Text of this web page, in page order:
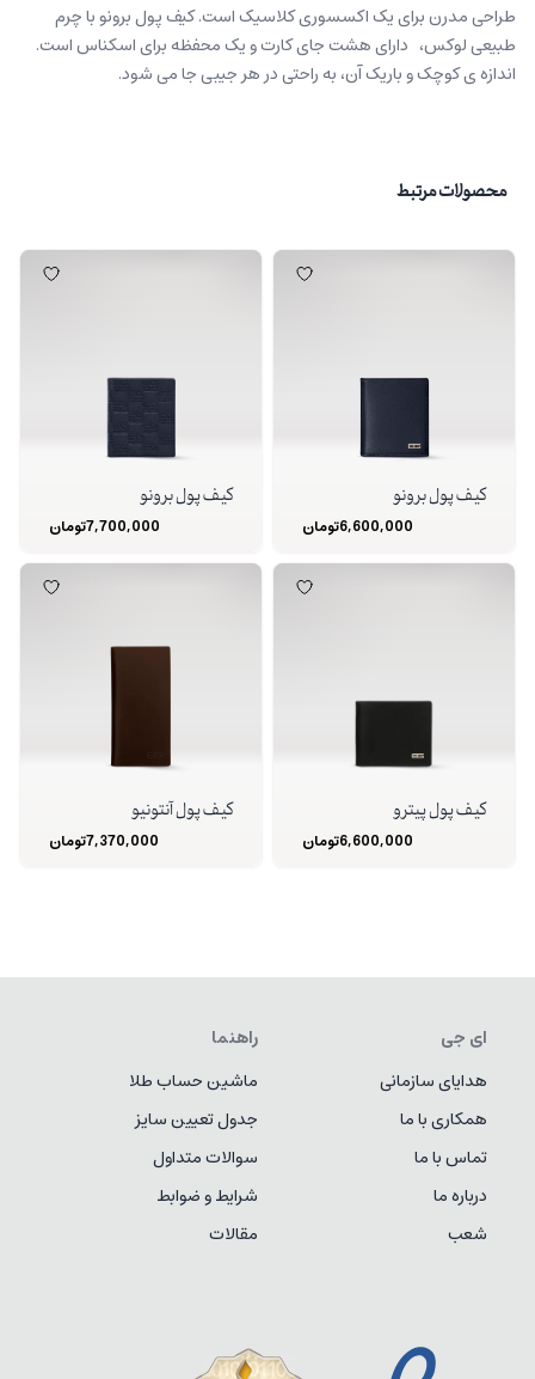
طراحی مدرن برای یک اکسسوری کلاسیک است. کیف پول برونو با چرم
طبیعی لوکس، دارای هشت جای کارت و یک محفظه برای اسکناس است.
اندازه ی کوچک و باریک آن، به راحتی در هر جیبی جا می شود.
محصولات مرتبط
کیف پول برونو
6,600,000تومان
کیف پول برونو
7,700,000تومان
کیف پول پیترو
6,600,000تومان
کیف پول آنتونیو
7,370,000تومان
ای جی
هدایای سازمانی
همکاری با ما
تماس با ما
درباره ما
شعب
راهنما
ماشین حساب طلا
جدول تعیین سایز
سوالات متداول
شرایط و ضوابط
مقالات